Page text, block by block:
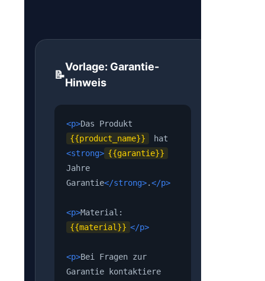
📝
Vorlage: Garantie-
Hinweis
<p>Das Produkt
{{product_name}}
hat
<strong> {{garantie}}
Jahre
Garantie</strong>.</p>
<p>Material:
{{material}} </p>
<p>Bei Fragen zur
Garantie kontaktiere